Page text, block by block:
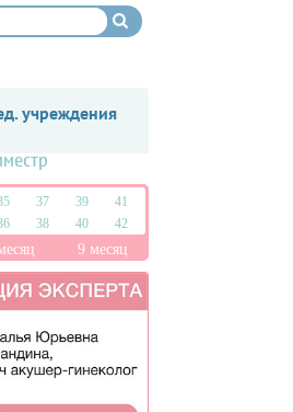
учреждения
37 39
41
38 40 42
9 месяц